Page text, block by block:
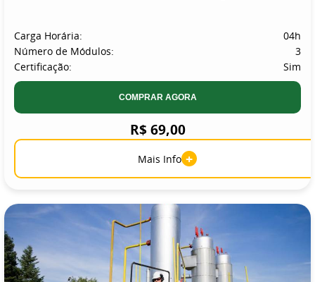
Carga Horária:
04h
Número de Módulos:
3
Certificação:
Sim
COMPRAR AGORA
R$ 69,00
Mais Info +